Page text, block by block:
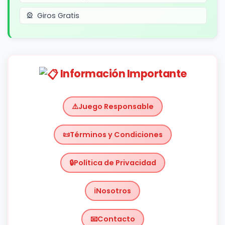
Giros Gratis
Información Importante
Juego Responsable
Términos y Condiciones
Política de Privacidad
Nosotros
Contacto